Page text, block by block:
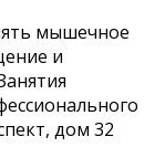
мышечное
и
дом 32